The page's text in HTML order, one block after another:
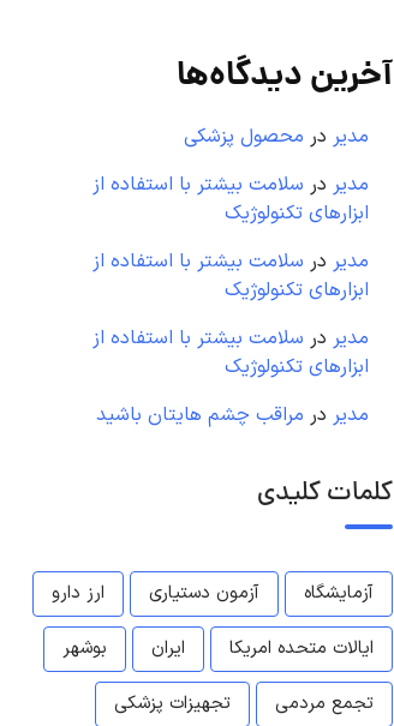
آخرین دیدگاه‌ها
مدیر در محصول پزشکی
مدیر در سلامت بیشتر با استفاده از
ابزارهای تکنولوژیک
مدیر در سلامت بیشتر با استفاده از
ابزارهای تکنولوژیک
مدیر در سلامت بیشتر با استفاده از
ابزارهای تکنولوژیک
مدیر در مراقب چشم هایتان باشید
کلمات کلیدی
آزمایشگاه آزمون دستیاری
ارز دارو
ایالات متحده امریکا
ایران
بوشهر
تجمع مردمی
تجهیزات پزشکی